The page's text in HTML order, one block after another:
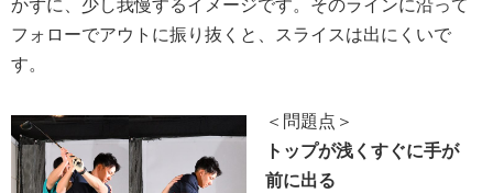
フォローでアウトに振り抜くと、スライスは出にくいで
す。
＜問題点＞
トップが浅くすぐに手が
前に出る